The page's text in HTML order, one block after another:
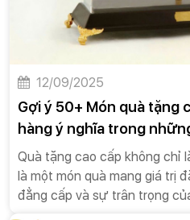
12/09/2025
Gợi ý 50+ Món quà tặng
hàng ý nghĩa trong
Quà tặng cao cấp không chỉ
là một món quà mang giá trị
đẳng cấp và sự trân trọng